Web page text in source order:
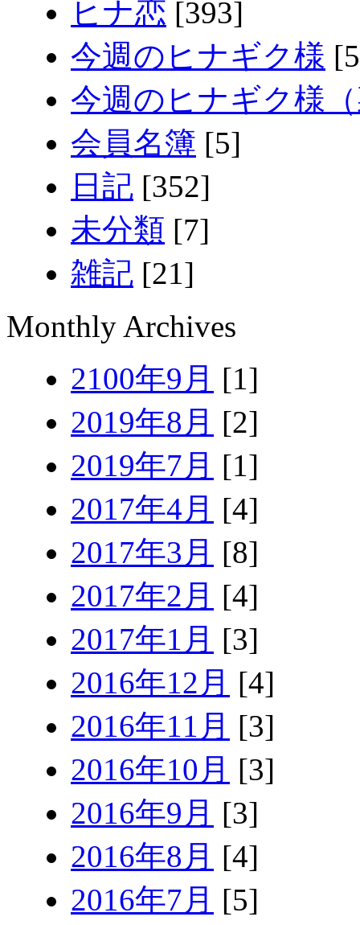
ヒナ恋 [393]
今週のヒナギク様
今週のヒナギク様
会員名簿 [5]
日記 [352]
未分類 [7]
雑記 [21]
Monthly Archives
2100年9月 [1]
2019年8月 [2]
2019年7月 [1]
2017年4月 [4]
2017年3月 [8]
2017年2月 [4]
2017年1月 [3]
2016年12月 [4]
2016年11月 [3]
2016年10月 [3]
2016年9月 [3]
2016年8月 [4]
2016年7月 [5]